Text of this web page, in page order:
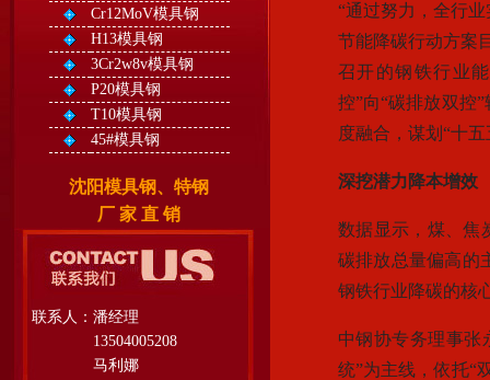
Cr12MoV模具钢
H13模具钢
3Cr2w8v模具钢
P20模具钢
T10模具钢
45#模具钢
沈阳模具钢、特钢
厂 家 直 销
联系人：潘经理
13504005208
马利娜
“通过努力，全行
节能降碳行动方案
召开的钢铁行业
控”向“碳排放双控
度融合，谋划“十
深挖潜力降本增效
数据显示，煤、焦
碳排放总量偏高的
钢铁行业降碳的核
中钢协专务理事张
统”为主线，依托“